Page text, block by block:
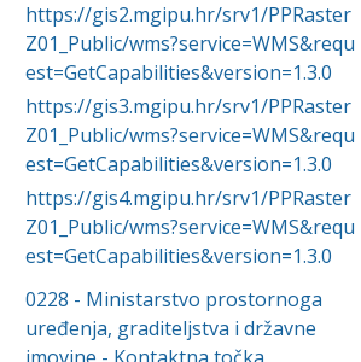
https://gis2.mgipu.hr/srv1/PPRaster
Z01_Public/wms?service=WMS&requ
est=GetCapabilities&version=1.3.0
https://gis3.mgipu.hr/srv1/PPRaster
Z01_Public/wms?service=WMS&requ
est=GetCapabilities&version=1.3.0
https://gis4.mgipu.hr/srv1/PPRaster
Z01_Public/wms?service=WMS&requ
est=GetCapabilities&version=1.3.0
0228 - Ministarstvo prostornoga
uređenja, graditeljstva i državne